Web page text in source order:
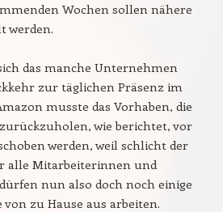
Wochen sollen nähere
werden.
das manche Unternehmen
zur täglichen Präsenz im
musste das Vorhaben, die
wie berichtet, vor
werden, weil schlicht der
alle Mitarbeiterinnen und
nun also doch noch einige
zu Hause aus arbeiten.